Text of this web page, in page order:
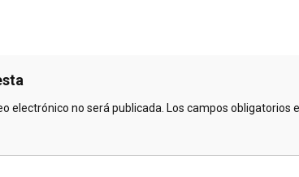
electrónico no será publicada. Los campos obligatorios